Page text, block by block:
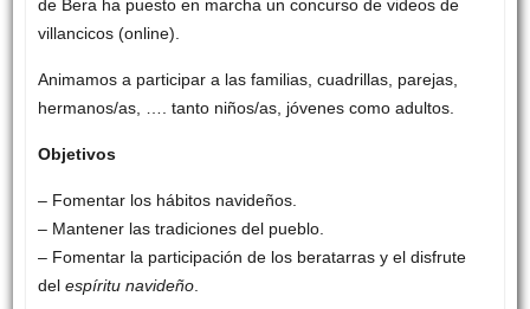
de Bera ha puesto en marcha un concurso de videos de
villancicos (online).
Animamos a participar a las familias, cuadrillas, parejas,
hermanos/as, …. tanto niños/as, jóvenes como adultos.
Objetivos
– Fomentar los hábitos navideños.
– Mantener las tradiciones del pueblo.
– Fomentar la participación de los beratarras y el disfrute
del espíritu navideño.